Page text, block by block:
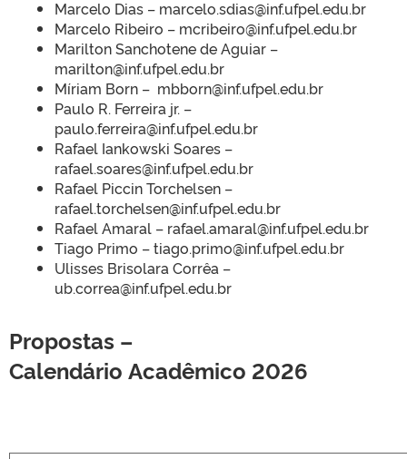
Marcelo Dias – marcelo.sdias@inf.ufpel.edu.br
Marcelo Ribeiro – mcribeiro@inf.ufpel.edu.br
Marilton Sanchotene de Aguiar –
marilton@inf.ufpel.edu.br
Míriam Born – mbborn@inf.ufpel.edu.br
Paulo R. Ferreira jr. –
paulo.ferreira@inf.ufpel.edu.br
Rafael Iankowski Soares –
rafael.soares@inf.ufpel.edu.br
Rafael Piccin Torchelsen –
rafael.torchelsen@inf.ufpel.edu.br
Rafael Amaral – rafael.amaral@inf.ufpel.edu.br
Tiago Primo – tiago.primo@inf.ufpel.edu.br
Ulisses Brisolara Corrêa –
ub.correa@inf.ufpel.edu.br
Propostas –
Calendário Acadêmico 2026